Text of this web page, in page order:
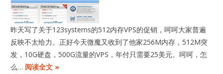
昨天写了关于123systems的512内存VPS的促销，呵呵大家普遍
反映不太给力。正好今天微魔又收到了他家256M内存，512M突
发，10G硬盘，500G流量的VPS，年付只需要25美元。呵呵，怎
么… 阅读全文 »